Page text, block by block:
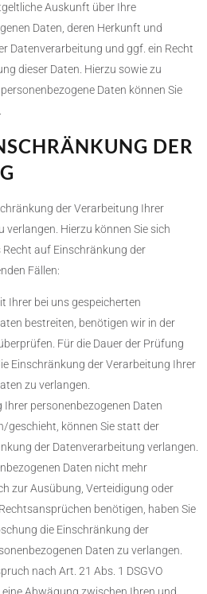
Auskunft über Ihre
Daten, deren Herkunft und
Datenverarbeitung und ggf. ein Recht
dieser Daten. Hierzu sowie zu
Daten können Sie
DER
der Verarbeitung Ihrer
verlangen. Hierzu können Sie sich
Recht auf Einschränkung der
Fällen:
Ihrer bei uns gespeicherten
bestreiten, benötigen wir in der
Für die Dauer der Prüfung
Einschränkung der Verarbeitung Ihrer
zu verlangen.
Ihrer personenbezogenen Daten
geschieht, können Sie statt der
der Datenverarbeitung verlangen.
Daten nicht mehr
zur Ausübung, Verteidigung oder
benötigen, haben Sie
die Einschränkung der
Daten zu verlangen.
nach Art. 21 Abs. 1 DSGVO